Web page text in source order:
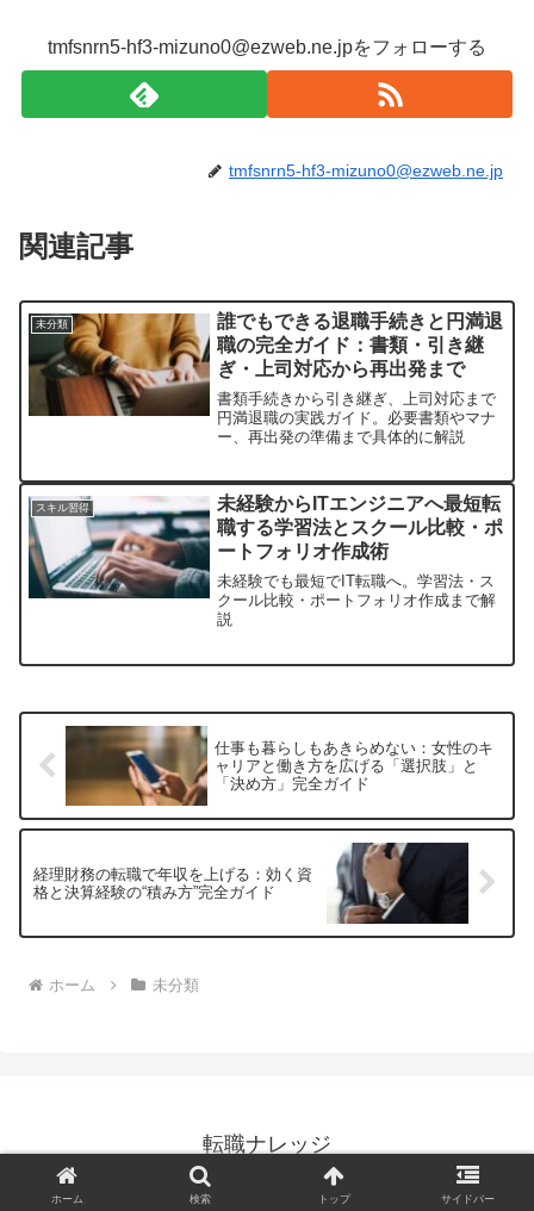
tmfsnrn5-hf3-mizuno0@ezweb.ne.jpをフォローする
tmfsnrn5-hf3-mizuno0@ezweb.ne.jp
関連記事
未分類
誰でもできる退職手続きと円満退
職の完全ガイド：書類・引き継
ぎ・上司対応から再出発まで
書類手続きから引き継ぎ、上司対応まで
円満退職の実践ガイド。必要書類やマナ
ー、再出発の準備まで具体的に解説
スキル習得
未経験からITエンジニアへ最短転
職する学習法とスクール比較・ポ
ートフォリオ作成術
未経験でも最短でIT転職へ。学習法・ス
クール比較・ポートフォリオ作成まで解
説
仕事も暮らしもあきらめない：女性のキ
ャリアと働き方を広げる「選択肢」と
「決め方」完全ガイド
経理財務の転職で年収を上げる：効く資
格と決算経験の“積み方”完全ガイド
ホーム 未分類
転職ナレッジ
© 2026 転職ナレッジ.
ホーム 検索 トップ サイドバー